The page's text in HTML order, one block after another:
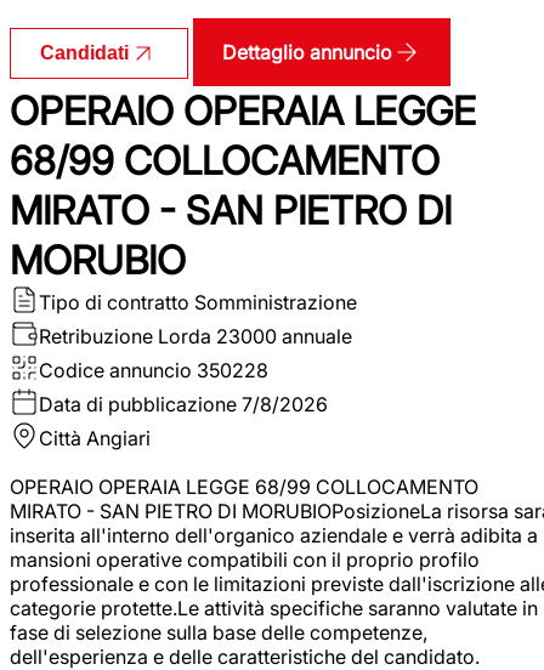
Candidati Dettaglio annuncio
OPERAIO OPERAIA LEGGE
68/99 COLLOCAMENTO
MIRATO - SAN PIETRO DI
MORUBIO
Tipo di contratto Somministrazione
Retribuzione Lorda 23000 annuale
Codice annuncio 350228
Data di pubblicazione 7/8/2026
Città Angiari
OPERAIO OPERAIA LEGGE 68/99 COLLOCAMENTO
MIRATO - SAN PIETRO DI MORUBIOPosizioneLa risorsa
inserita all'interno dell'organico aziendale e verrà adibita a
mansioni operative compatibili con il proprio profilo
professionale e con le limitazioni previste dall'iscrizione
categorie protette.Le attività specifiche saranno valutate in
fase di selezione sulla base delle competenze,
dell'esperienza e delle caratteristiche del candidato.